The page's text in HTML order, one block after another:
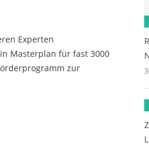
Experten
Masterplan für fast 3000
zur